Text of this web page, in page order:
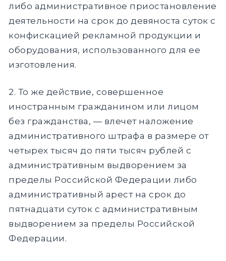
либо административное приостановление
деятельности на срок до девяноста суток с
конфискацией рекламной продукции и
оборудования, использованного для ее
изготовления.
2. То же действие, совершенное
иностранным гражданином или лицом
без гражданства, — влечет наложение
административного штрафа в размере от
четырех тысяч до пяти тысяч рублей с
административным выдворением за
пределы Российской Федерации либо
административный арест на срок до
пятнадцати суток с административным
выдворением за пределы Российской
Федерации.